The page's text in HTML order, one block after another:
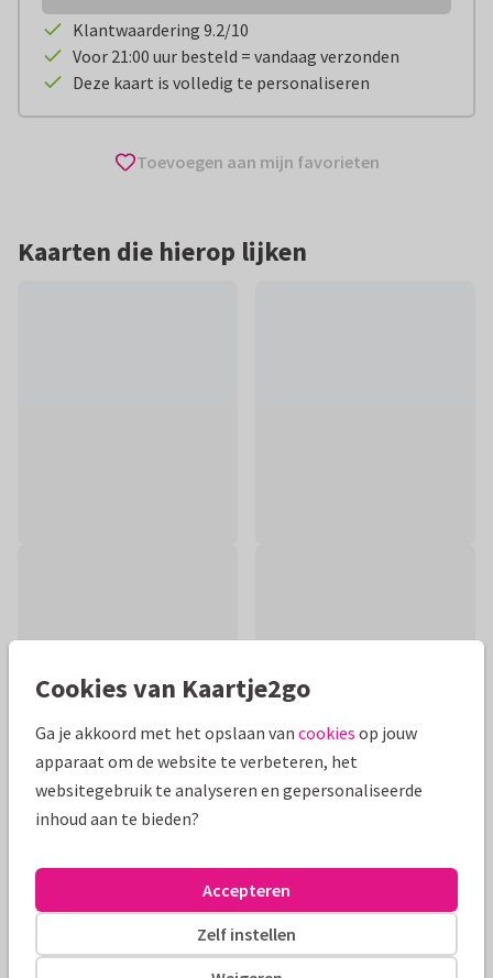
Klantwaardering 9.2/10
Voor 21:00 uur besteld = vandaag verzonden
Deze kaart is volledig te personaliseren
Toevoegen aan mijn favorieten
Kaarten die hierop lijken
Toffe verjaardagskaart om de jarige te feliciteren. Feestelijke
kaart met humor.
Cookies van Kaartje2go
Ga je akkoord met het opslaan van cookies op jouw
apparaat om de website te verbeteren, het
websitegebruik te analyseren en gepersonaliseerde
inhoud aan te bieden?
Zelf instellen
Accepteren